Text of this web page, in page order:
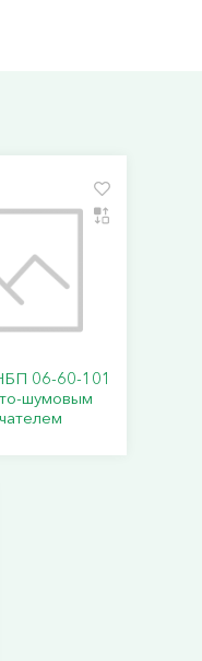
06-60-101
шумовым